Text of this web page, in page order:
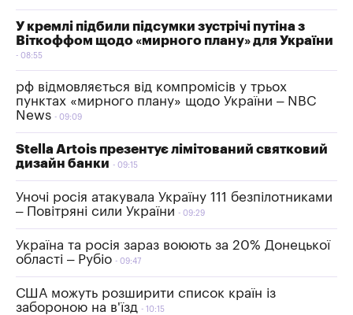
У кремлі підбили підсумки зустрічі путіна з
Віткоффом щодо «мирного плану» для України
08:55
рф відмовляється від компромісів у трьох
пунктах «мирного плану» щодо України – NBC
News
09:09
Stella Artois презентує лімітований святковий
дизайн банки
09:15
Уночі росія атакувала Україну 111 безпілотниками
– Повітряні сили України
09:29
Україна та росія зараз воюють за 20% Донецької
області – Рубіо
09:47
США можуть розширити список країн із
забороною на в'їзд
10:15